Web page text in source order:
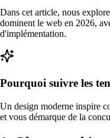
Dans cet article, nous
dominent le web en 2026,
d'implémentation.
Pourquoi suivre les
Un design moderne inspire
et vous démarque de la